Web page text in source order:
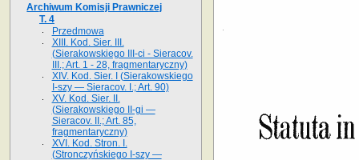
Archiwum Komisji Prawniczej
T. 4
Przedmowa
XIII. Kod. Sier. III.
(Sierakowskiego III-ci - Sieracov.
III.; Art. 1 - 28, fragmentaryczny)
XIV. Kod. Sier. I (Sierakowskiego
I-szy — Sieracov. I.; Art. 90)
XV. Kod. Sier. II.
(Sierakowskiego II-gi —
Sieracov. II.; Art. 85,
fragmentaryczny)
XVI. Kod. Stron. I.
(Stronczyńskiego I-szy —